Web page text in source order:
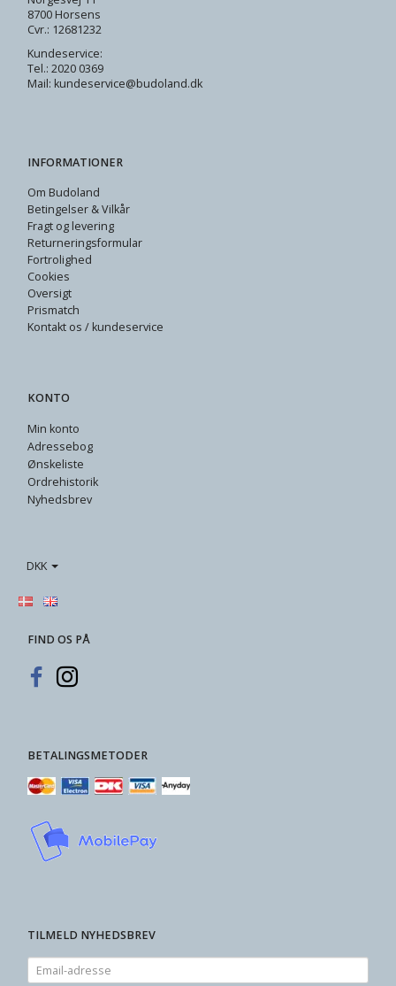
8700 Horsens
Cvr.: 12681232
Kundeservice:
Tel.: 2020 0369
Mail: kundeservice@budoland.dk
INFORMATIONER
Om Budoland
Betingelser & Vilkår
Fragt og levering
Returneringsformular
Fortrolighed
Cookies
Oversigt
Prismatch
Kontakt os / kundeservice
KONTO
Min konto
Adressebog
Ønskeliste
Ordrehistorik
Nyhedsbrev
DKK
FIND OS PÅ
BETALINGSMETODER
TILMELD NYHEDSBREV
Email-
adresse